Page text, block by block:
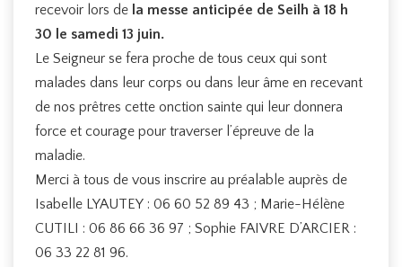
recevoir lors de la messe anticipée de Seilh à 18 h
30 le samedi 13 juin.
Le Seigneur se fera proche de tous ceux qui sont
malades dans leur corps ou dans leur âme en recevant
de nos prêtres cette onction sainte qui leur donnera
force et courage pour traverser l’épreuve de la
maladie.
Merci à tous de vous inscrire au préalable auprès de
Isabelle LYAUTEY : 06 60 52 89 43 ; Marie-Hélène
CUTILI : 06 86 66 36 97 ; Sophie FAIVRE D’ARCIER :
06 33 22 81 96.